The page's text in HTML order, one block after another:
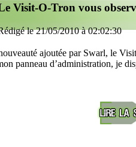
Visit-O-Tron vous
le 21/05/2010 à 02:02:30
ajoutée par Swarl, le
panneau d’administration, je